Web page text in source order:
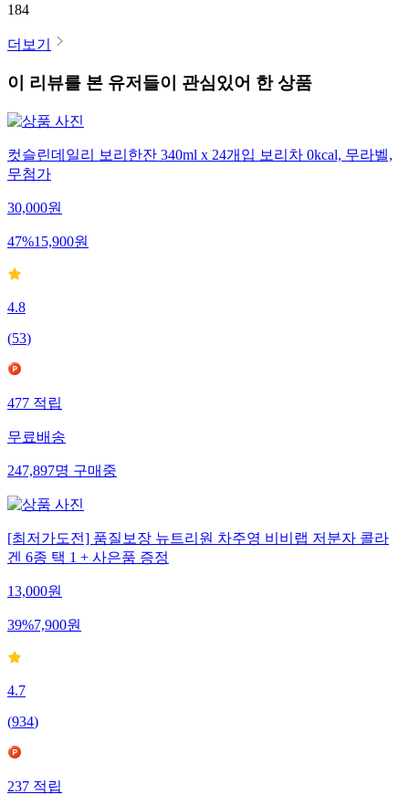
184
더보기
이 리뷰를 본 유저들이 관심있어 한 상품
컷슬린데일리 보리한잔 340ml x 24개입 보리차 0kcal, 무라벨,
무첨가
30,000원
47%15,900원
4.8
(53)
477 적립
무료배송
247,897명 구매중
[최저가도전] 품질보장 뉴트리원 차주영 비비랩 저분자 콜라
겐 6종 택 1 + 사은품 증정
13,000원
39%7,900원
4.7
(934)
237 적립